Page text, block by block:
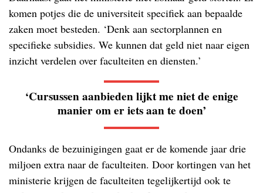
komen potjes die de universiteit specifiek aan bepaalde
zaken moet besteden. ‘Denk aan sectorplannen en
specifieke subsidies. We kunnen dat geld niet naar eigen
inzicht verdelen over faculteiten en diensten.’
‘Cursussen aanbieden lijkt me niet de enige
manier om er iets aan te doen’
Ondanks de bezuinigingen gaat er de komende jaar drie
miljoen extra naar de faculteiten. Door kortingen van het
ministerie krijgen de faculteiten tegelijkertijd ook te